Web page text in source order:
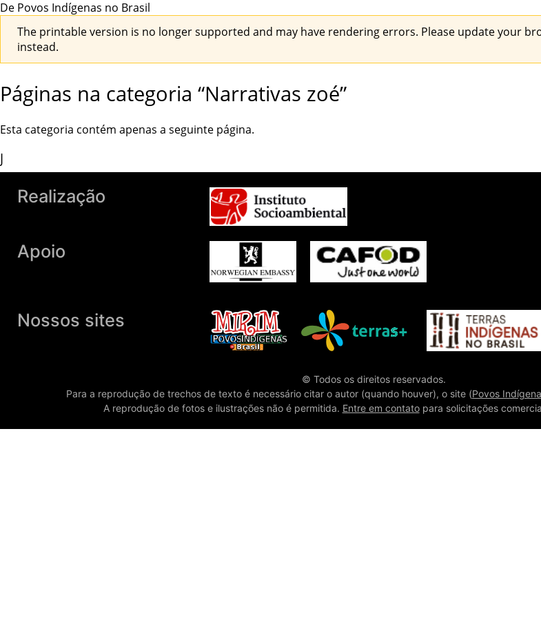
De Povos Indígenas no Brasil
The printable version is no longer supported and may have rendering errors. Please update your
instead.
Páginas na categoria “Narrativas zoé”
Esta categoria contém apenas a seguinte página.
J
Jipohan é gente como você